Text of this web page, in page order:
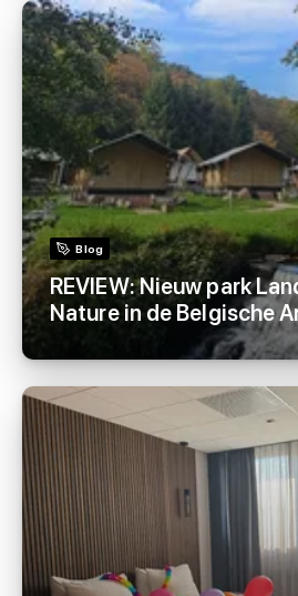
Blog
REVIEW: Nieuw park
Nature in de Belgische